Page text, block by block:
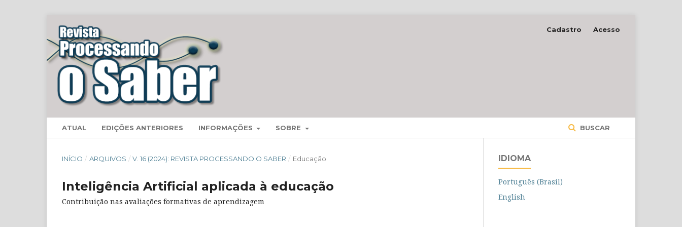
ATUAL EDIÇÕES ANTERIORES INFORMAÇÕES SOBRE BUSCAR
Cadastro Acesso
INÍCIO / ARQUIVOS / V. 16 (2024): REVISTA PROCESSANDO O SABER / Educação
Inteligência Artificial aplicada à educação
Contribuição nas avaliações formativas de aprendizagem
IDIOMA
Português (Brasil)
English